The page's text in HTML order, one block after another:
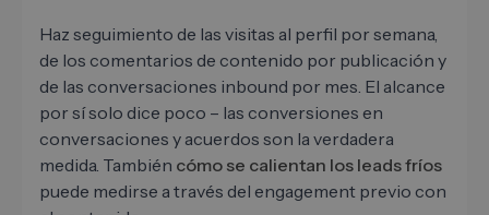
Haz seguimiento de las visitas al perfil por semana,
de los comentarios de contenido por publicación y
de las conversaciones inbound por mes. El alcance
por sí solo dice poco – las conversiones en
conversaciones y acuerdos son la verdadera
medida. También cómo se calientan los leads fríos
puede medirse a través del engagement previo con